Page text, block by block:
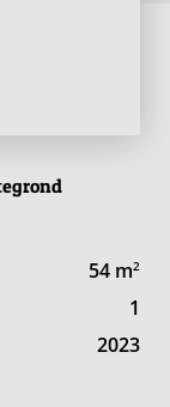
54 m2
1
2023